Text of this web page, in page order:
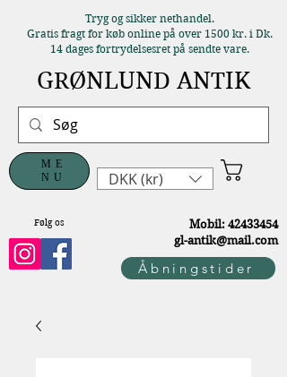
Mobil: 42433454
gl-antik@mail.com
ME
NU
Følg os
Tryg og sikker nethandel.
Gratis fragt for køb online på over 1500 kr. i Dk.
14 dages fortrydelsesret på sendte vare.
GRØNLUND ANTIK
DKK (kr)
Åbningstider